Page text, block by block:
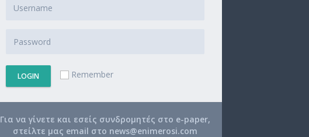
LOGIN Remember
Για να γίνετε και εσείς συνδρομητές στο e-paper,
στείλτε μας email στο news@enimerosi.com